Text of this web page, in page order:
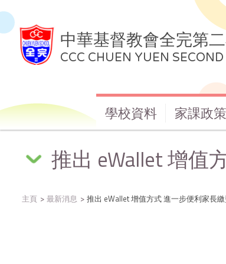
中華基督教會全完第
CCC CHUEN YUEN
學校資料 家課政策
推出 eWallet 增值
主頁 最新消息 推出 eWallet 增值方式 進一步便利家長